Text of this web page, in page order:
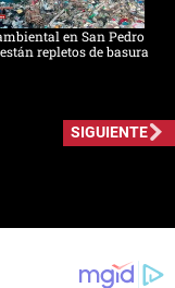
en San Pedro
repletos de basura
SIGUIENTE